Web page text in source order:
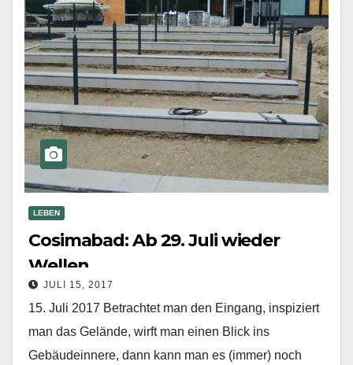
LEBEN
Cosimabad: Ab 29. Juli wieder
Wellen
JULI 15, 2017
15. Juli 2017 Betrachtet man den Eingang, inspiziert
man das Gelände, wirft man einen Blick ins
Gebäudeinnere, dann kann man es (immer) noch